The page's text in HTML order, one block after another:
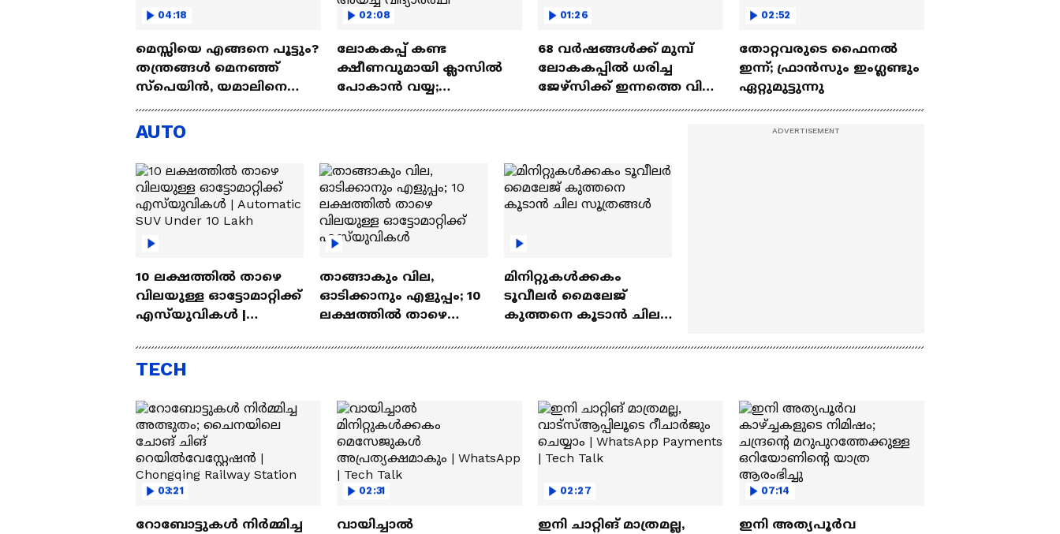
04:18
മെസ്സിയെ എങ്ങനെ പൂട്ടും?
തന്ത്രങ്ങൾ മെനഞ്ഞ്
സ്പെയിൻ, യമാലിനെ
പഠിച്ച് സ്കലോണി
02:08
ലോകകപ്പ് കണ്ട
ക്ഷീണവുമായി ക്ലാസിൽ
പോകാൻ വയ്യ;
അവധിക്കായി
01:26
68 വർഷങ്ങൾക്ക് മുമ്പ്
ലോകകപ്പിൽ ധരിച്ച
ജേഴ്സിക്ക് ഇന്നത്തെ വില
42 കോടി രൂപ
02:52
തോറ്റവരുടെ ഫൈനൽ
ഇന്ന്; ഫ്രാൻസും ഇം​ഗ്ലണ്ടും
ഏറ്റുമുട്ടുന്നു
AUTO
10 ലക്ഷത്തിൽ താഴെ
വിലയുള്ള ഓട്ടോമാറ്റിക്ക്
എസ്‍യുവികൾ |
Lakh
താങ്ങാകും വില,
ഓടിക്കാനും എളുപ്പം; 10
ലക്ഷത്തിൽ താഴെ
എസ്‍യുവികൾ
മിനിറ്റുകൾക്കകം
ടൂവീലർ മൈലേജ്
കുത്തനെ കൂടാൻ ചില
TECH
03:21
റോബോട്ടുകൾ നിർമ്മിച്ച
02:31
വായിച്ചാൽ
02:27
ഇനി ചാറ്റിങ് മാത്രമല്ല,
07:14
ഇനി അത്യപൂര്‍വ